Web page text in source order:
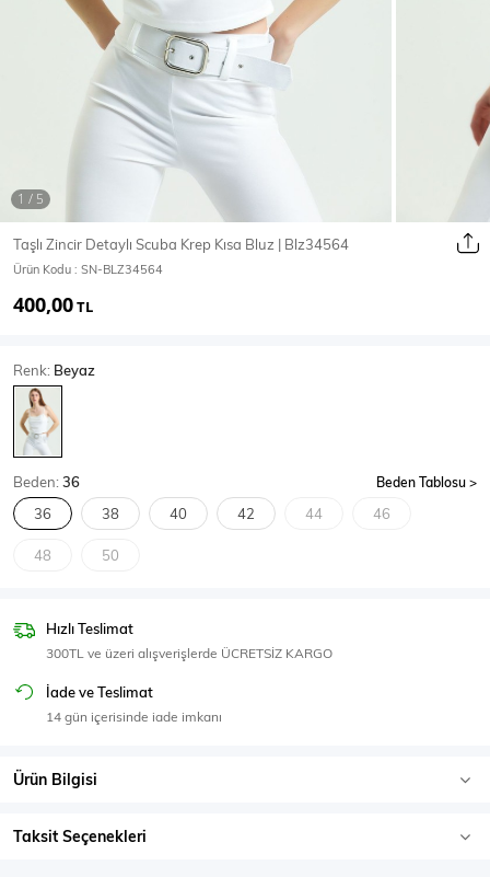
Mont & Kaban
T-Shirt
Body
SPOR GİYİM
Eşofman Üstü
Taşlı Zincir Detaylı Scuba Krep Kısa Bluz | Blz34564
Ürün Kodu : SN-BLZ34564
400,00TL
Renk: Beyaz
Beden:36 Beden Tablosu
36 38 40 42 44 46
48 50
Hızlı Teslimat
300TL ve üzeri alışverişlerde ÜCRETSİZ KARGO
İade ve Teslimat
14 gün içerisinde iade imkanı
Ürün Bilgisi
Taksit Seçenekleri